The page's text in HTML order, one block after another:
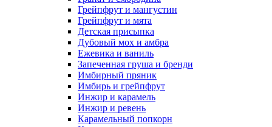
Грейпфрут и мангустин
Грейпфрут и мята
Детская присыпка
Дубовый мох и амбра
Ежевика и ваниль
Запеченная груша и бренди
Имбирный пряник
Имбирь и грейпфрут
Инжир и карамель
Инжир и ревень
Карамельный попкорн